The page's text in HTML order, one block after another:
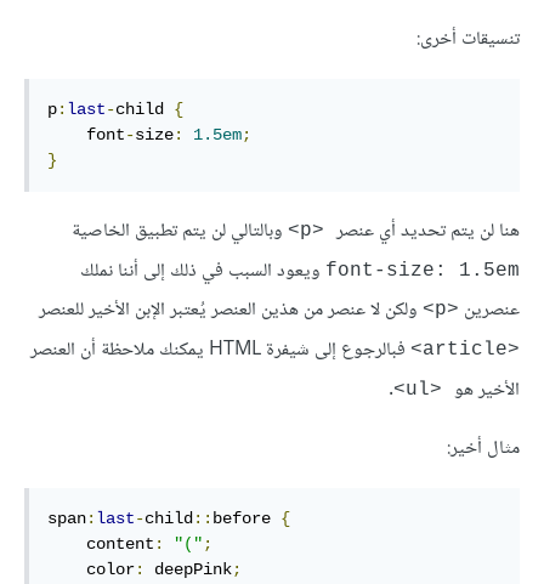
تنسيقات أخرى:
p: last-child {
    font
-size: 1.5em;
}
هنا لن يتم تحديد أي عنصر <p> وبالتالي لن يتم تطبيق الخاصية
font-size: 1.5em ويعود السبب في ذلك إلى أننا نملك
عنصرين <p> ولكن لا عنصر من هذين العنصر يُعتبر الإبن الأخير للعنصر
<article>
فبالرجوع إلى شيفرة HTML يمكنك ملاحظة أن العنصر
الأخير هو <ul>
.
مثال أخير:
span: last-child:: before {
    content
: "(";
    color
: deepPink;